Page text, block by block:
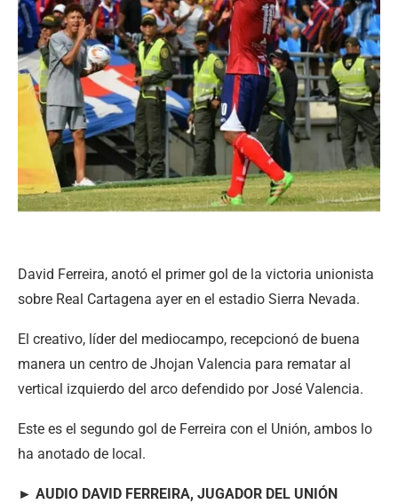
David Ferreira, anotó el primer gol de la victoria unionista
sobre Real Cartagena ayer en el estadio Sierra Nevada.
El creativo, líder del mediocampo, recepcionó de buena
manera un centro de Jhojan Valencia para rematar al
vertical izquierdo del arco defendido por José Valencia.
Este es el segundo gol de Ferreira con el Unión, ambos lo
ha anotado de local.
► AUDIO DAVID FERREIRA, JUGADOR DEL UNIÓN